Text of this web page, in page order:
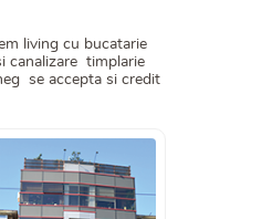
living cu bucatarie
canalizare timplarie
se accepta si credit